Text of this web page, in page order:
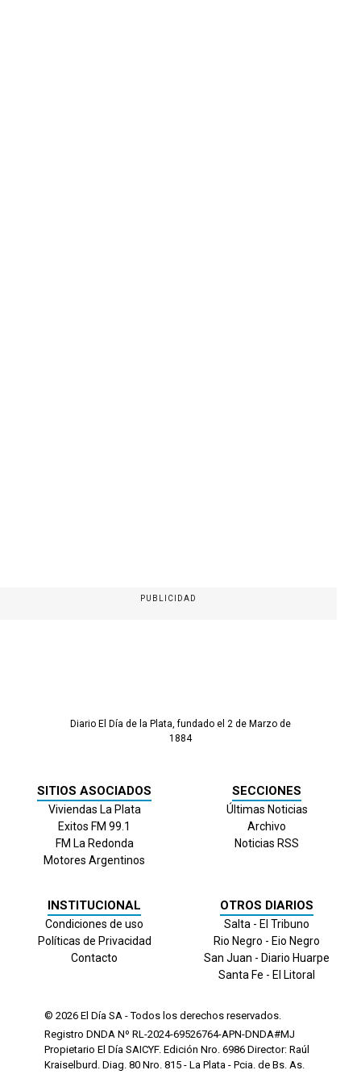
PUBLICIDAD
Diario El Día de la Plata, fundado el 2 de Marzo de
1884
SITIOS ASOCIADOS
Viviendas La Plata
Exitos FM 99.1
FM La Redonda
Motores Argentinos
SECCIONES
Últimas Noticias
Archivo
Noticias RSS
INSTITUCIONAL
Condiciones de uso
Políticas de Privacidad
Contacto
OTROS DIARIOS
Salta - El Tribuno
Rio Negro - Eio Negro
San Juan - Diario Huarpe
Santa Fe - El Litoral
© 2026 El Día SA - Todos los derechos reservados.
Registro DNDA Nº RL-2024-69526764-APN-DNDA#MJ
Propietario El Día SAICYF. Edición Nro. 6986 Director: Raúl
Kraiselburd. Diag. 80 Nro. 815 - La Plata - Pcia. de Bs. As.